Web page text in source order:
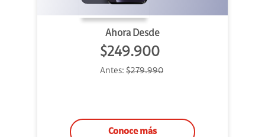
Ahora Desde
$249.900
Antes: $279.990
Conoce más